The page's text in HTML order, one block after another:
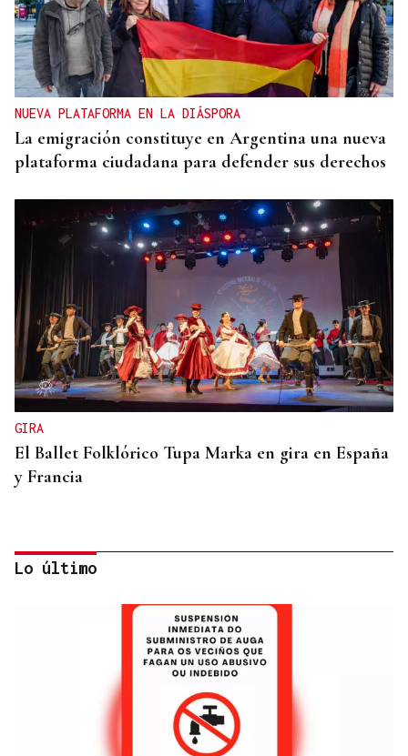
NUEVA PLATAFORMA EN LA DIÁSPORA
La emigración constituye en Argentina una nueva
plataforma ciudadana para defender sus derechos
GIRA
El Ballet Folklórico Tupa Marka en gira en España
y Francia
Lo último